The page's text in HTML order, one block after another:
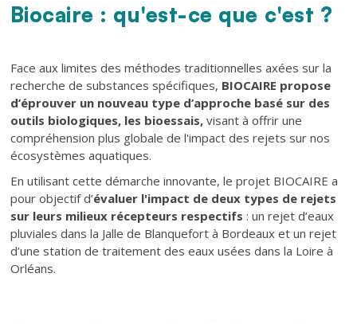
Texte
Biocaire : qu'est-ce que c'est ?
Texte
Face aux limites des méthodes traditionnelles axées sur la
recherche de substances spécifiques, BIOCAIRE propose
d’éprouver un nouveau type d’approche basé sur des
outils biologiques, les bioessais,visant à offrir une
compréhension plus globale de l'impact des rejets sur nos
écosystèmes aquatiques.
En utilisant cette démarche innovante, le projet BIOCAIRE a
pour objectif d’évaluer l'impact de deux types de rejets
sur leurs milieux récepteurs respectifs : un rejet d’eaux
pluviales dans la Jalle de Blanquefort à Bordeaux et un rejet
d’une station de traitement des eaux usées dans la Loire à
Orléans.